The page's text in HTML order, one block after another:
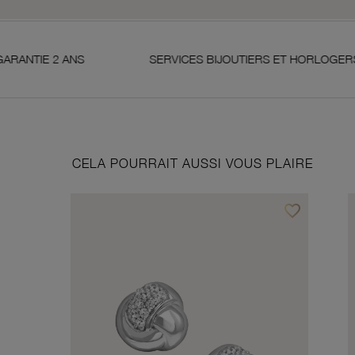
SERVICES BIJOUTIERS ET HORLOGERS
CELA POURRAIT AUSSI VOUS PLAIRE
favorite_borderAjouter à vos